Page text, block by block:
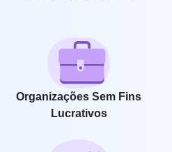
Organizações Sem Fins
Lucrativos